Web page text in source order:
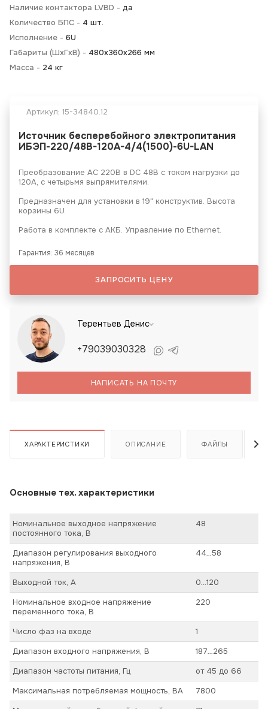
Наличие контактора LVBD - да
Количество БПС - 4 шт.
Исполнение - 6U
Габариты (ШхГхВ) - 480х360х266 мм
Масса - 24 кг
Артикул: 15-34840.12
Источник бесперебойного электропитания
ИБЭП-220/48B-120A-4/4(1500)-6U-LAN
Преобразование АС 220В в DC 48В с током нагрузки до
120А, с четырьмя выпрямителями.
Предназначен для установки в 19" конструктив. Высота
корзины 6U.
Работа в комплекте с АКБ. Управление по Ethernet.
Гарантия: 36 месяцев
ЗАПРОСИТЬ ЦЕНУ
Терентьев Денис
+79039030328
НАПИСАТЬ НА ПОЧТУ
ХАРАКТЕРИСТИКИ ОПИСАНИЕ ФАЙЛЫ
Основные тех. характеристики
Номинальное выходное напряжение
постоянного тока, В
48
Диапазон регулирования выходного
напряжения, В
44…58
Выходной ток, А
0…120
Номинальное входное напряжение
переменного тока, В
220
Число фаз на входе
1
Диапазон входного напряжения, В
187…265
Диапазон частоты питания, Гц
от 45 до 66
Максимальная потребляемая мощность, ВА
7800